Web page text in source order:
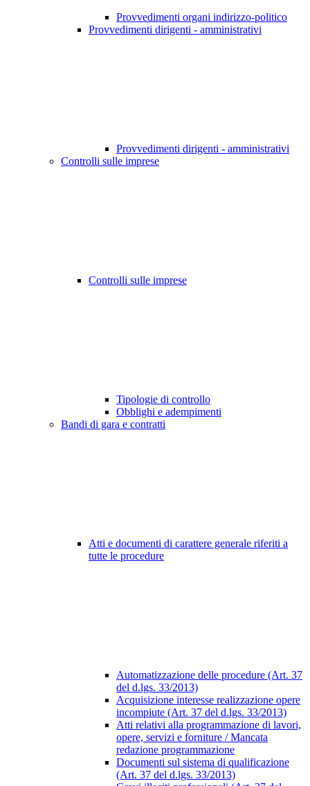
Provvedimenti organi indirizzo-politico
Provvedimenti dirigenti - amministrativi
Provvedimenti dirigenti - amministrativi
Controlli sulle imprese
Controlli sulle imprese
Tipologie di controllo
Obblighi e adempimenti
Bandi di gara e contratti
Atti e documenti di carattere generale riferiti a
tutte le procedure
Automatizzazione delle procedure (Art. 37
del d.lgs. 33/2013)
Acquisizione interesse realizzazione opere
incompiute (Art. 37 del d.lgs. 33/2013)
Atti relativi alla programmazione di lavori,
opere, servizi e forniture / Mancata
redazione programmazione
Documenti sul sistema di qualificazione
(Art. 37 del d.lgs. 33/2013)